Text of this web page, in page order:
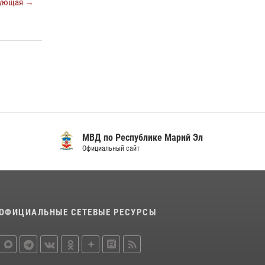
→
08 июля 2026, 13:48 16 1
Управление Росгвардии по Республике
Марий Эл приняло участие в охране
и верности
МВД по Республике Марий Эл
Официальный сайт
СЕТЕВЫЕ РЕСУРСЫ